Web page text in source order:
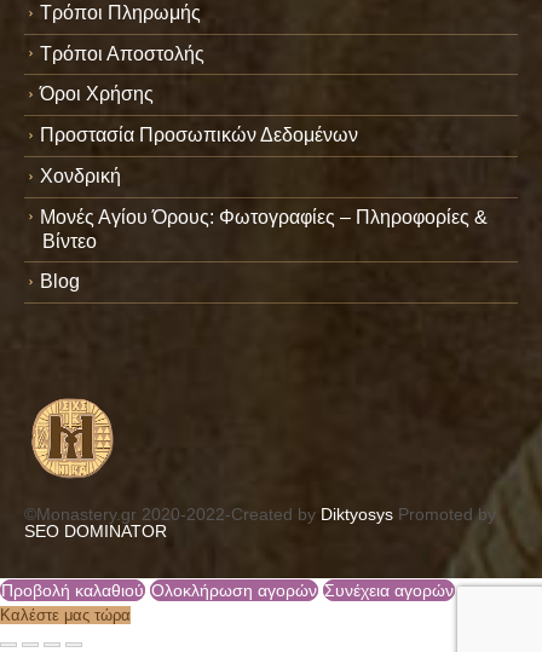
Τρόποι Πληρωμής
Τρόποι Αποστολής
Όροι Χρήσης
Προστασία Προσωπικών Δεδομένων
Χονδρική
Μονές Αγίου Όρους: Φωτογραφίες – Πληροφορίες &
Βίντεο
Blog
©Monastery.gr 2020-2022-Created by Diktyosys Promoted by
SEO DOMINATOR
Προβολή καλαθιού Ολοκλήρωση αγορών Συνέχεια αγορών
Καλέστε μας τώρα